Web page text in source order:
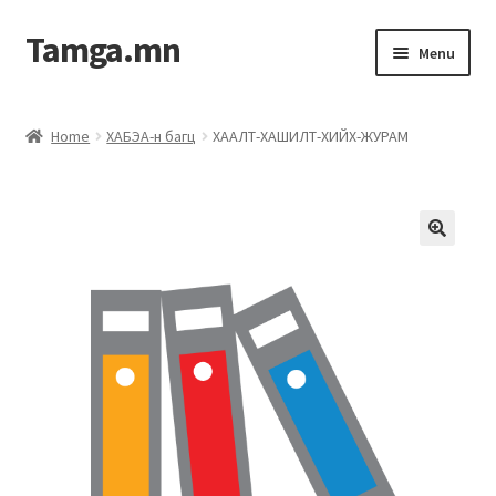
Tamga.mn Menu
Дотоод журмын багц
Компанийн удирдлагын бичиг баримт
Home ХАБЭА-н багц ХААЛТ-ХАШИЛТ-ХИЙХ-ЖУРАМ